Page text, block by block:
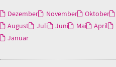
Dezember November Oktober
August
Juli Juni Mai April
Januar